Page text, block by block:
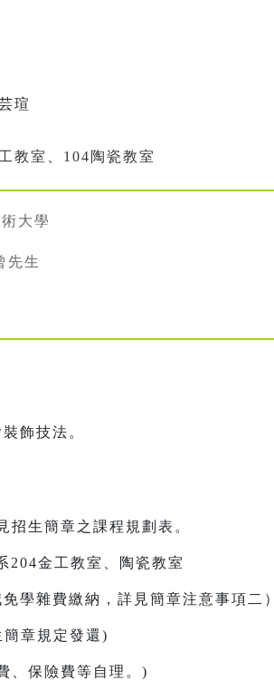
瑄
教室、104陶瓷教室
大學
先生
飾技法。
招生簡章之課程規劃表。
204金工教室、陶瓷教室
學雜費繳納，詳見簡章注意事項二）
章規定發還)
、保險費等自理。)